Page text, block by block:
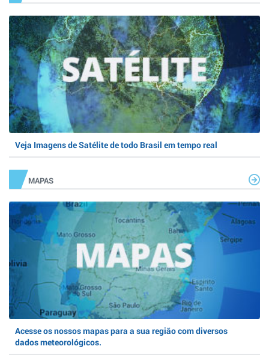
Veja Imagens de Satélite de todo Brasil em tempo real
MAPAS
Acesse os nossos mapas para a sua região com diversos
dados meteorológicos.